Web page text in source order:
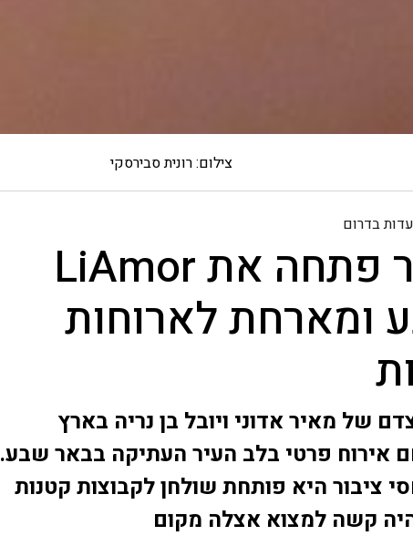
צילום: רונית סבירסקי
בדרום
לימור עמר פתחה את LiAmor
ומארחת לארוחות
של מאיר אדוני ויובל בן נריה בארץ
אירוח פרטי בלב העיר העתיקה בבאר שבע.
ציבור היא פותחת שולחן לקבוצות קטנות
קשה למצוא אצלה מקום